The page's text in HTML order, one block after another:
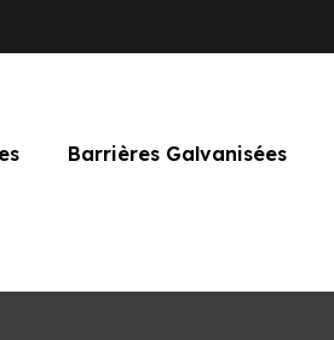
Barrières Galvanisées